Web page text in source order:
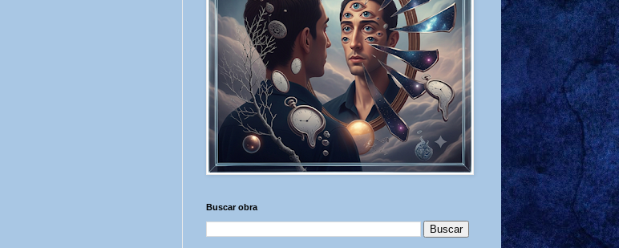
Buscar obra